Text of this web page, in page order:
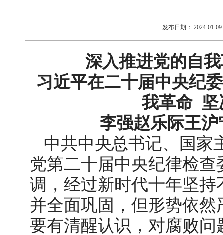
发布日期： 2024-01-09
深入推进党的自
习近平在二十届中央纪
我革命坚
李强赵乐际王
中共中央总书记、国家
党第二十届中央纪律检
调，经过新时代十年坚
并全面巩固，但形势依
要有清醒认识，对腐败